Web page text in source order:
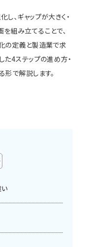
、ギャップが大きく・
組み立てることで、
の定義と製造業で求
た4ステップの進め方・
形で解説します。